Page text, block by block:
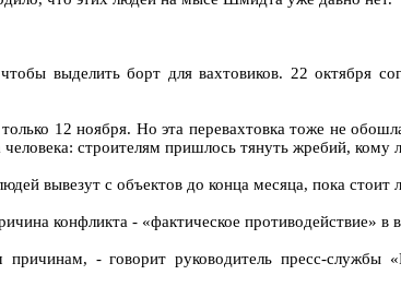
выделить борт для вахтовиков. 22 октября
12 ноября. Но эта перевахтовка тоже не
строителям пришлось тянуть жребий, кому
вывезут с объектов до конца месяца, пока стоит
конфликта - «фактическое противодействие»
- говорит руководитель пресс-службы